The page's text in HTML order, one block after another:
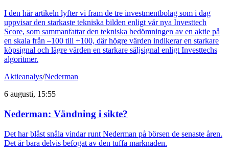
I den här artikeln lyfter vi fram de tre investmentbolag som i dag
uppvisar den starkaste tekniska bilden enligt vår nya Investtech
Score, som sammanfattar den tekniska bedömningen av en aktie på
en skala från –100 till +100, där högre värden indikerar en starkare
köpsignal och lägre värden en starkare säljsignal enligt Investtechs
algoritmer.
Aktieanalys/Nederman
6 augusti, 15:55
Nederman: Vändning i sikte?
Det har blåst snåla vindar runt Nederman på börsen de senaste åren.
Det är bara delvis befogat av den tuffa marknaden.